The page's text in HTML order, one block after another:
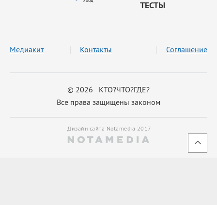
ТЕСТЫ
© 2026 КТО?ЧТО?ГДЕ?
Все права защищены законом
Медиакит Контакты Соглашение
Дизайн сайта Notamedia 2017